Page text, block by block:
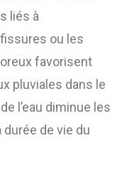
liés à
fissures ou les
favorisent
pluviales dans le
l’eau diminue les
durée de vie du